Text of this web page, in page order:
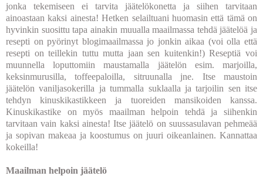
jonka tekemiseen ei tarvita jäätelökonetta ja siihen tarvitaan
ainoastaan kaksi ainesta! Hetken selailtuani huomasin että tämä on
hyvinkin suosittu tapa ainakin muualla maailmassa tehdä jäätelöä ja
resepti on pyörinyt blogimaailmassa jo jonkin aikaa (voi olla että
resepti on teillekin tuttu mutta jaan sen kuitenkin!) Reseptiä voi
muunnella loputtomiin maustamalla jäätelön esim. marjoilla,
keksinmurusilla, toffeepaloilla, sitruunalla jne. Itse maustoin
jäätelön vaniljasokerilla ja tummalla suklaalla ja tarjoilin sen itse
tehdyn kinuskikastikkeen ja tuoreiden mansikoiden kanssa.
Kinuskikastike on myös maailman helpoin tehdä ja siihenkin
tarvitaan vain kaksi ainesta! Itse jäätelö on suussasulavan pehmeää
ja sopivan makeaa ja koostumus on juuri oikeanlainen. Kannattaa
kokeilla!
Maailman helpoin jäätelö